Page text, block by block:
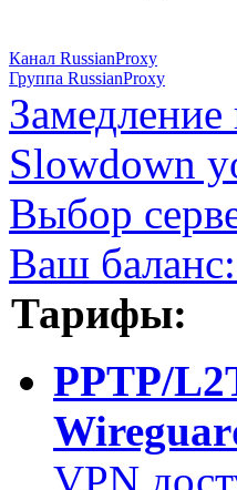
Канал RussianProxy
Группа RussianProxy
Slowdown
Выбор
Ваш баланс:
Тарифы:
PPTP/